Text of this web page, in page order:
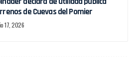
de Cuevas del Pomier
17, 2026